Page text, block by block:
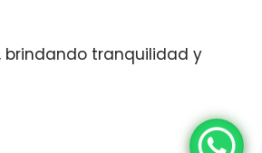
brindando tranquilidad y